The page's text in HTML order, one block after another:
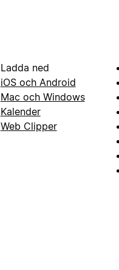
Ladda ned
iOS och Android
Mac och Windows
Kalender
Web Clipper